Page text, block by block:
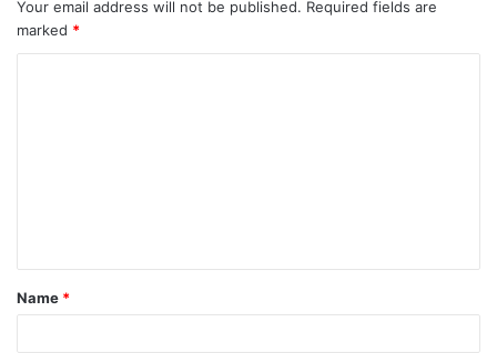
Your email address will not be published. Required fields are
marked *
t
*
Name *